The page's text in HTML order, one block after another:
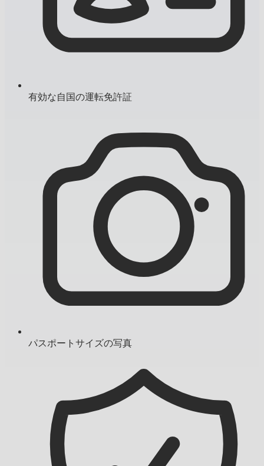
有効な自国の運転免許証
パスポートサイズの写真